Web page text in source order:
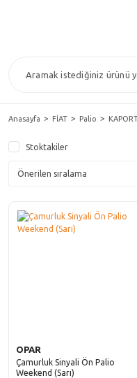
Anasayfa FİAT Palio
Stoktakiler
OPAR
Çamurluk Sinyali Ön Palio
Weekend (Sarı)